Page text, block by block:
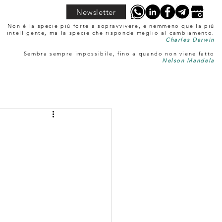
Newsletter
Non è la specie più forte a sopravvivere, e nemmeno quella più
intelligente, ma la specie che risponde meglio al cambiamento.
Charles Darwin
Sembra sempre impossibile, fino a quando non viene fatto
Nelson Mandela